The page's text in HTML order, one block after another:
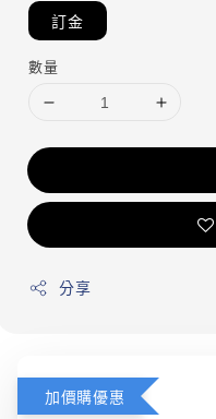
訂金
數量
分享
加價購優惠